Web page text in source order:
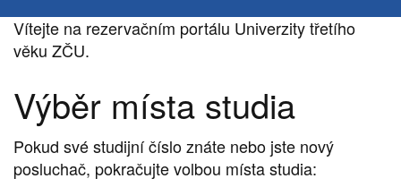
Vítejte na rezervačním portálu Univerzity třetího
věku ZČU.
Výběr místa studia
Pokud své studijní číslo znáte nebo jste nový
posluchač, pokračujte volbou místa studia: